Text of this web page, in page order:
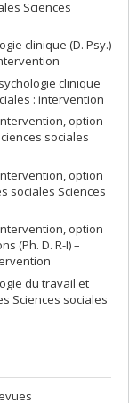
Sciences
clinique (D. Psy.)
clinique
: intervention
option
sociales
option
sociales Sciences
option
(Ph. D. R-I) –
du travail et
Sciences sociales